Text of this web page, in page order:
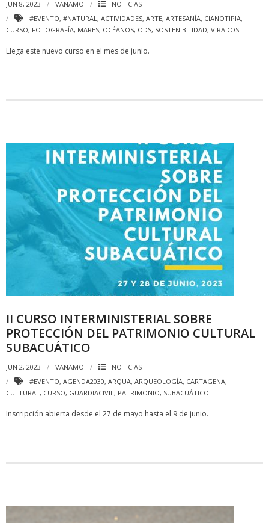
JUN 8, 2023 VANAMO
NOTICIAS
#EVENTO, #NATURAL, ACTIVIDADES, ARTE, ARTESANÍA, CIANOTIPIA,
CURSO, FOTOGRAFÍA, MARES, OCÉANOS, ODS, SOSTENIBILIDAD, VIRADOS
Llega este nuevo curso en el mes de junio.
II CURSO INTERMINISTERIAL SOBRE
PROTECCIÓN DEL PATRIMONIO CULTURAL
SUBACUÁTICO
JUN 2, 2023 VANAMO
NOTICIAS
#EVENTO, AGENDA2030, ARQUA, ARQUEOLOGÍA, CARTAGENA,
CULTURAL, CURSO, GUARDIACIVIL, PATRIMONIO, SUBACUÁTICO
Inscripción abierta desde el 27 de mayo hasta el 9 de junio.